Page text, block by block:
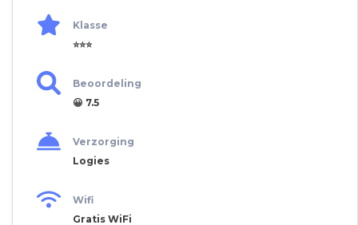
Klasse
⭐⭐⭐
Beoordeling
😀 7.5
Verzorging
Logies
Wifi
Gratis WiFi